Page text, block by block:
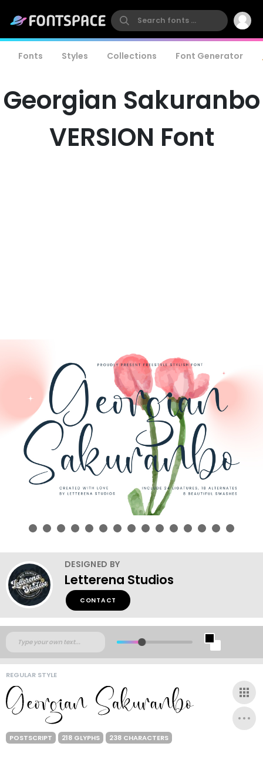
Fonts Styles Collections Font Generator
Georgian Sakuranbo
VERSION Font
DESIGNED BY
Letterena Studios
CONTACT
REGULAR STYLE
POSTSCRIPT 218 GLYPHS 238 CHARACTERS